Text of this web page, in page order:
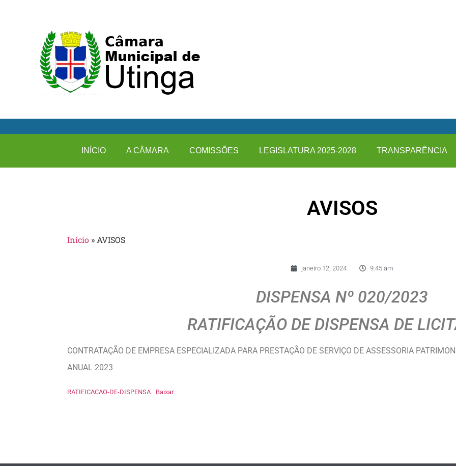
INÍCIO A CÂMARA COMISSÕES LEGISLATURA 2025-2028 TRANSPARÊNCIA
AVISOS
Início » AVISOS
janeiro 12, 2024 9:45 am
DISPENSA Nº 020/2023
RATIFICAÇÃO DE DISPENSA DE
CONTRATAÇÃO DE EMPRESA ESPECIALIZADA PARA PRESTAÇÃO DE SERVIÇO DE ASSESSORIA
ANUAL 2023
RATIFICACAO-DE-DISPENSA Baixar